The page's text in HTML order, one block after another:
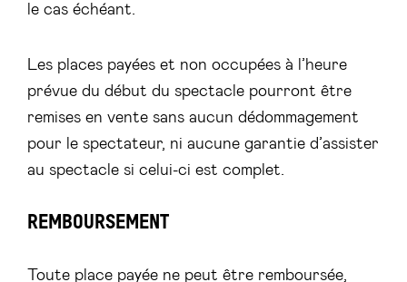
le cas échéant.
Les places payées et non occupées à l’heure
prévue du début du spectacle pourront être
remises en vente sans aucun dédommagement
pour le spectateur, ni aucune garantie d’assister
au spectacle si celui-ci est complet.
REMBOURSEMENT
Toute place payée ne peut être remboursée,